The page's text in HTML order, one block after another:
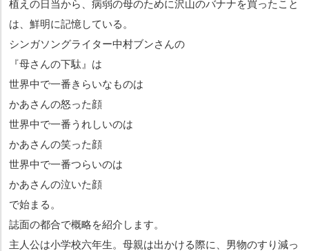
植えの日当から、病弱の母のために沢山のバナナを買ったこと
は、鮮明に記憶している。
シンガソングライター中村ブンさんの
『母さんの下駄』は
世界中で一番きらいなものは
かあさんの怒った顔
世界中で一番うれしいのは
かあさんの笑った顔
世界中で一番つらいのは
かあさんの泣いた顔
で始まる。
誌面の都合で概略を紹介します。
主人公は小学校六年生。母親は出かける際に、男物のすり減っ